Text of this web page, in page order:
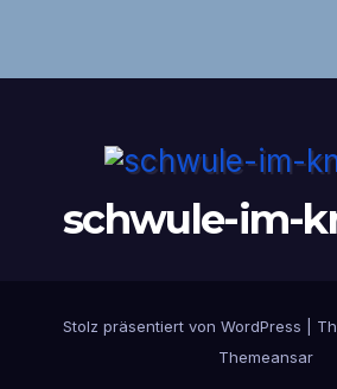
schwule-im-
Stolz präsentiert von WordPress
Themeansar